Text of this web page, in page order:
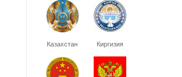
Казахстан Киргизия